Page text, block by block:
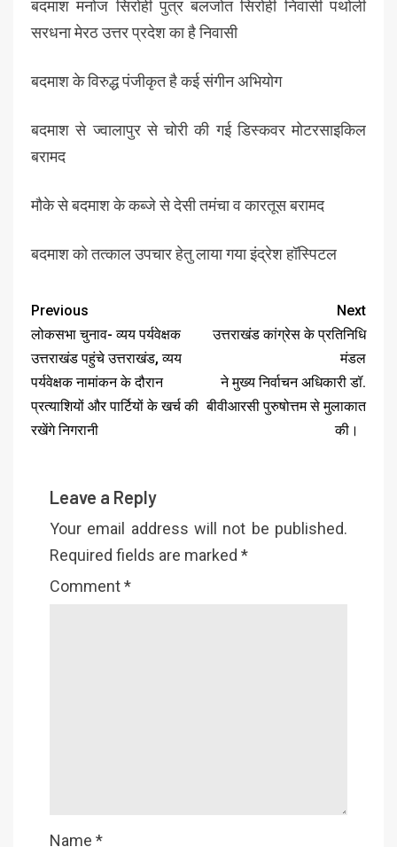
बदमाश मनोज सिरोही पुत्र बलजोत सिरोही निवासी पथोली
सरधना मेरठ उत्तर प्रदेश का है निवासी
बदमाश के विरुद्ध पंजीकृत है कई संगीन अभियोग
बदमाश से ज्वालापुर से चोरी की गई डिस्कवर मोटरसाइकिल
बरामद
मौके से बदमाश के कब्जे से देसी तमंचा व कारतूस बरामद
बदमाश को तत्काल उपचार हेतु लाया गया इंद्रेश हॉस्पिटल
Previous
लोकसभा चुनाव- व्यय पर्यवेक्षक
उत्तराखंड पहुंचे उत्तराखंड, व्यय
पर्यवेक्षक नामांकन के दौरान
प्रत्याशियों और पार्टियों के खर्च की
रखेंगे निगरानी
Next
उत्तराखंड कांग्रेस के प्रतिनिधि
मंडल
ने मुख्य निर्वाचन अधिकारी डॉ.
बीवीआरसी पुरुषोत्तम से मुलाकात
की।
Leave a Reply
Your email address will not be published.
Required fields are marked *
Comment*
Name *